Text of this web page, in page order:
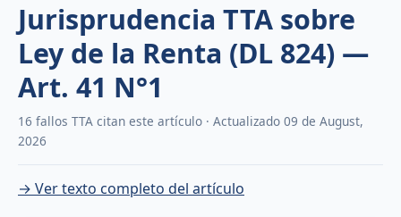
Jurisprudencia TTA sobre
Ley de la Renta (DL 824) —
Art. 41 N°1
16 fallos TTA citan este artículo · Actualizado 09 de August,
2026
→ Ver texto completo del artículo